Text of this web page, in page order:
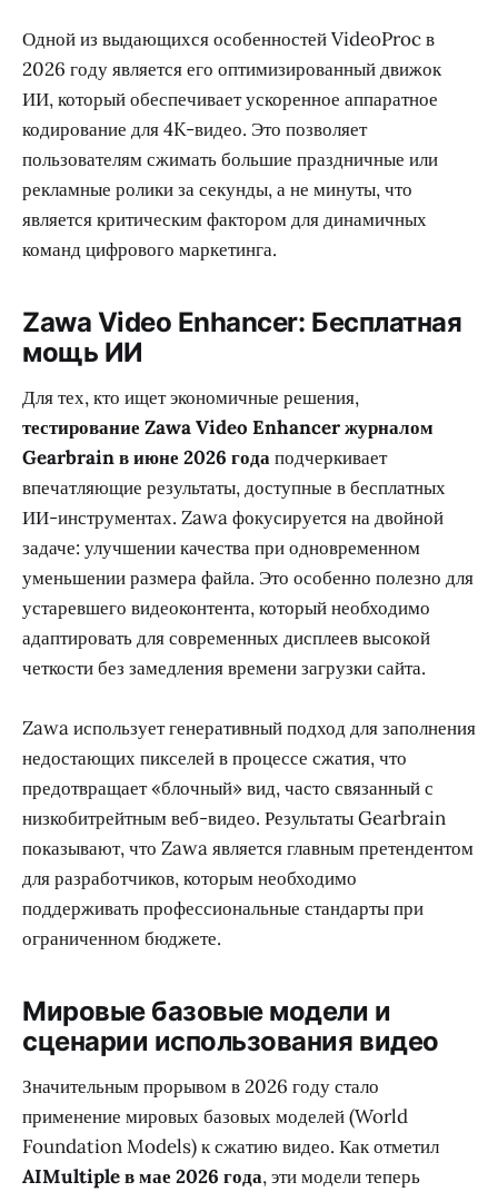
Одной из выдающихся особенностей VideoProc в
2026 году является его оптимизированный движок
ИИ, который обеспечивает ускоренное аппаратное
кодирование для 4K-видео. Это позволяет
пользователям сжимать большие праздничные или
рекламные ролики за секунды, а не минуты, что
является критическим фактором для динамичных
команд цифрового маркетинга.
Zawa Video Enhancer: Бесплатная
мощь ИИ
Для тех, кто ищет экономичные решения,
тестирование Zawa Video Enhancer журналом
Gearbrain в июне 2026 годаподчеркивает
впечатляющие результаты, доступные в бесплатных
ИИ-инструментах. Zawa фокусируется на двойной
задаче: улучшении качества при одновременном
уменьшении размера файла. Это особенно полезно для
устаревшего видеоконтента, который необходимо
адаптировать для современных дисплеев высокой
четкости без замедления времени загрузки сайта.
Zawa использует генеративный подход для заполнения
недостающих пикселей в процессе сжатия, что
предотвращает «блочный» вид, часто связанный с
низкобитрейтным веб-видео. Результаты Gearbrain
показывают, что Zawa является главным претендентом
для разработчиков, которым необходимо
поддерживать профессиональные стандарты при
ограниченном бюджете.
Мировые базовые модели и
сценарии использования видео
Значительным прорывом в 2026 году стало
применение мировых базовых моделей (World
Foundation Models) к сжатию видео. Как отметил
AIMultiple в мае 2026 года, эти модели теперь